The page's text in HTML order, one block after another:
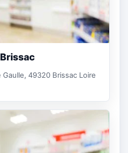
Gaulle, 49320 Brissac Loire